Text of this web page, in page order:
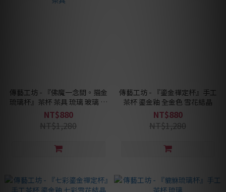
傳藝工坊 - 『佛魔一念間。描金
琉璃杯』茶杯 茶具 琉璃 玻璃 特
色茶具
NT$880
NT$1,280
傳藝工坊 - 『鎏金禪定杯』手工
茶杯 鎏金釉 全金色 雪花結晶
NT$880
NT$1,280